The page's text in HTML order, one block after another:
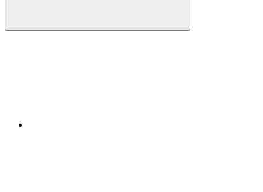
Compartilhar